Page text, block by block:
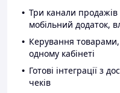
Три канали
мобільний додаток,
Керування
одному кабінеті
Готові інтеграції з
чеків